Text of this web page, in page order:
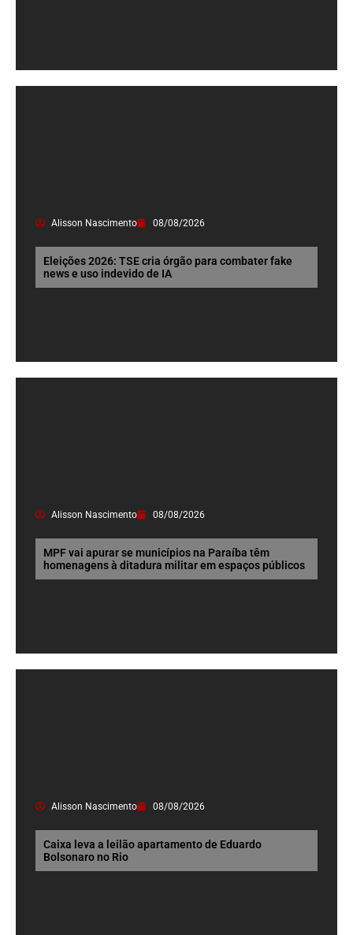
Alisson Nascimento 08/08/2026
Eleições 2026: TSE cria órgão para combater fake
news e uso indevido de IA
Alisson Nascimento 08/08/2026
MPF vai apurar se municípios na Paraíba têm
homenagens à ditadura militar em espaços públicos
Alisson Nascimento 08/08/2026
Caixa leva a leilão apartamento de Eduardo
Bolsonaro no Rio